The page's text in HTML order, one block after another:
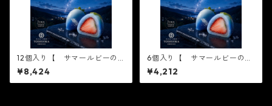
12個入り【 サマールビーの
いちご 6個入り×2箱 】テレ
ビで話題3/16ノンストップ放
送されました！※配送日時指
¥8,424
6個入り【 サマールビーのい
ちご 6個入り×1箱 】テレビで
話題3/16ノンストップ放送さ
れました！※配送日時指定必
¥4,212